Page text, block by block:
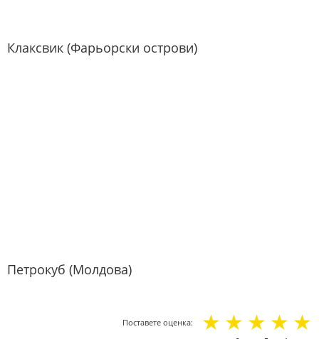
Клаксвик (Фарьорски острови)
Петрокуб (Молдова)
Поставете оценка: ☆
☆
☆
☆
☆